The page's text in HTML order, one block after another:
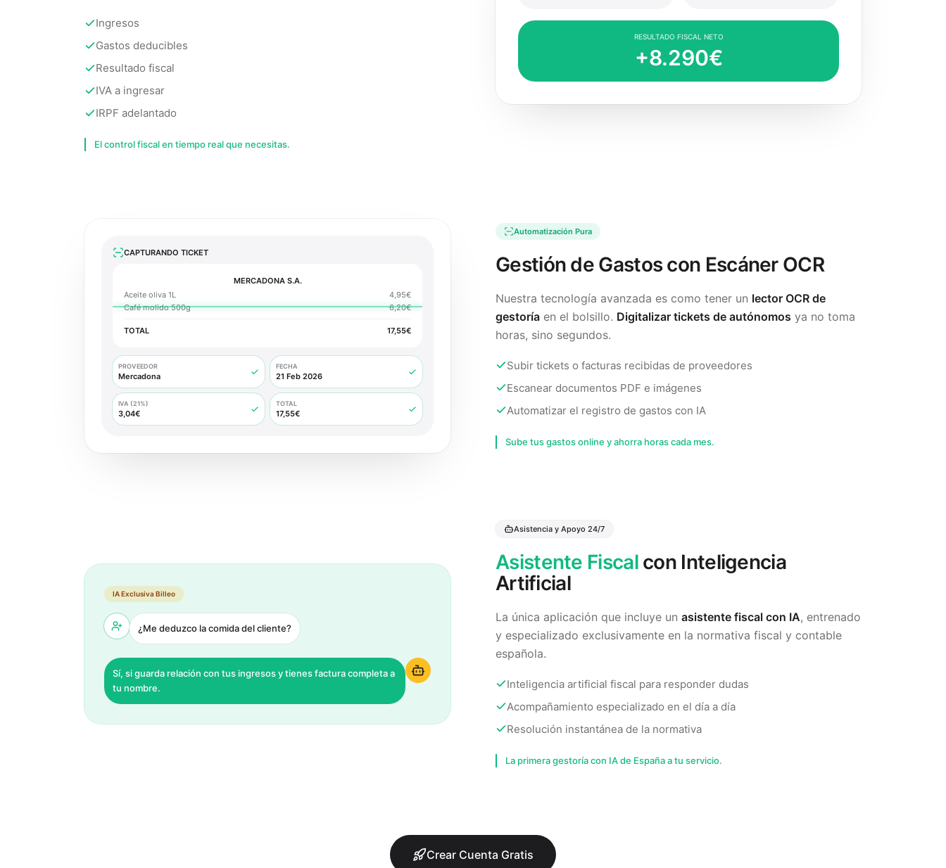
Ingresos
Gastos deducibles
Resultado fiscal
IVA a ingresar
IRPF adelantado
El control fiscal en tiempo real que necesitas.
RESULTADO FISCAL NETO
+8.290€
Automatización Pura
Gestión de Gastos con Escáner OCR
Nuestra tecnología avanzada es como tener un lector OCR de
gestoría en el bolsillo. Digitalizar tickets de autónomos ya no toma
horas, sino segundos.
Subir tickets o facturas recibidas de proveedores
Escanear documentos PDF e imágenes
Automatizar el registro de gastos con IA
Sube tus gastos online y ahorra horas cada mes.
CAPTURANDO TICKET
MERCADONA S.A.
Aceite oliva 1L
4,95€
Café molido 500g
6,20€
TOTAL 17,55€
PROVEEDOR
Mercadona
FECHA
21 Feb 2026
IVA (21%)
3,04€
TOTAL
17,55€
IA Exclusiva Billeo
¿Me deduzco la comida del cliente?
Sí, si guarda relación con tus ingresos y tienes factura completa a
tu nombre.
Asistencia y Apoyo 24/7
Asistente Fiscalcon Inteligencia
Artificial
La única aplicación que incluye un asistente fiscal con IA, entrenado
y especializado exclusivamente en la normativa fiscal y contable
española.
Inteligencia artificial fiscal para responder dudas
Acompañamiento especializado en el día a día
Resolución instantánea de la normativa
La primera gestoría con IA de España a tu servicio.
Crear Cuenta Gratis